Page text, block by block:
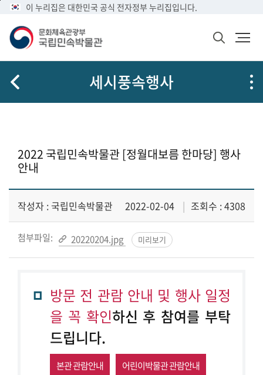
가
가
이 누리집은 대한민국 공식 전자정부 누리집입니다.
검
창
세시풍속행사
2022 국립민속박물관 [정월대보름 한마당] 행사
안내
작성자 : 국립민속박물관 2022-02-04 조회수 : 4308
첨부파일: 20220204.jpg 미리보기
방문 전 관람 안내 및 행사 일정
을 꼭 확인하신 후 참여를 부탁
드립니다.
본관 관람안내 어린이박물관 관람안내